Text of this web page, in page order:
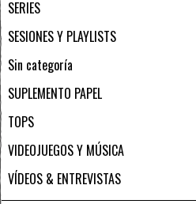
SERIES
SESIONES Y PLAYLISTS
Sin categoría
SUPLEMENTO PAPEL
TOPS
VIDEOJUEGOS Y MÚSICA
VÍDEOS & ENTREVISTAS